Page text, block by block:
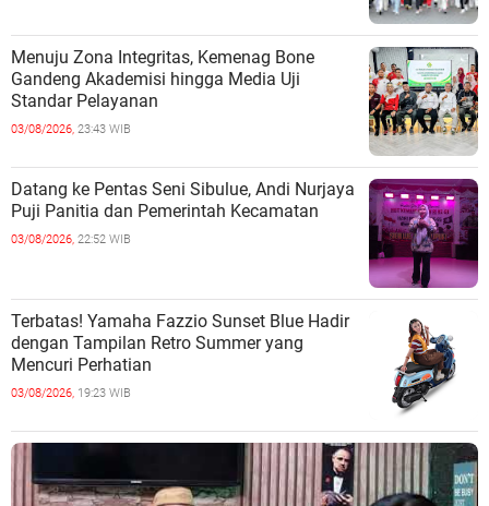
Menuju Zona Integritas, Kemenag Bone
Gandeng Akademisi hingga Media Uji
Standar Pelayanan
03/08/2026, 23:43 WIB
Datang ke Pentas Seni Sibulue, Andi Nurjaya
Puji Panitia dan Pemerintah Kecamatan
03/08/2026, 22:52 WIB
Terbatas! Yamaha Fazzio Sunset Blue Hadir
dengan Tampilan Retro Summer yang
Mencuri Perhatian
03/08/2026, 19:23 WIB